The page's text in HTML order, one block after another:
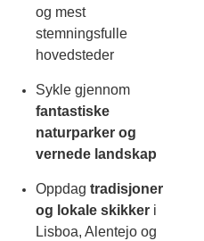
og mest
stemningsfulle
hovedsteder
Sykle gjennom
fantastiske
naturparker og
vernede landskap
Oppdag tradisjoner
og lokale skikker i
Lisboa, Alentejo og